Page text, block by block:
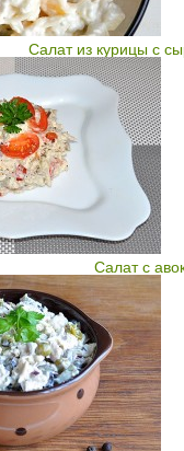
Салат из курицы с
Салат с